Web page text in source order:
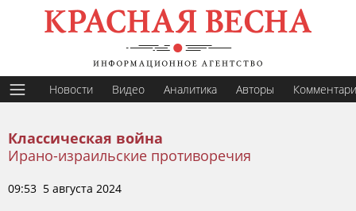
Новости Видео Аналитика Авторы
Классическая война
Ирано-израильские противоречия
09:53 5 августа 2024